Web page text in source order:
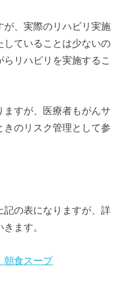
が、実際のリハビリ実施
していることは少ないの
リハビリを実施するこ
すが、医療者もがんサ
のリスク管理として参
記の表になりますが、詳
ます。
朝食スープ